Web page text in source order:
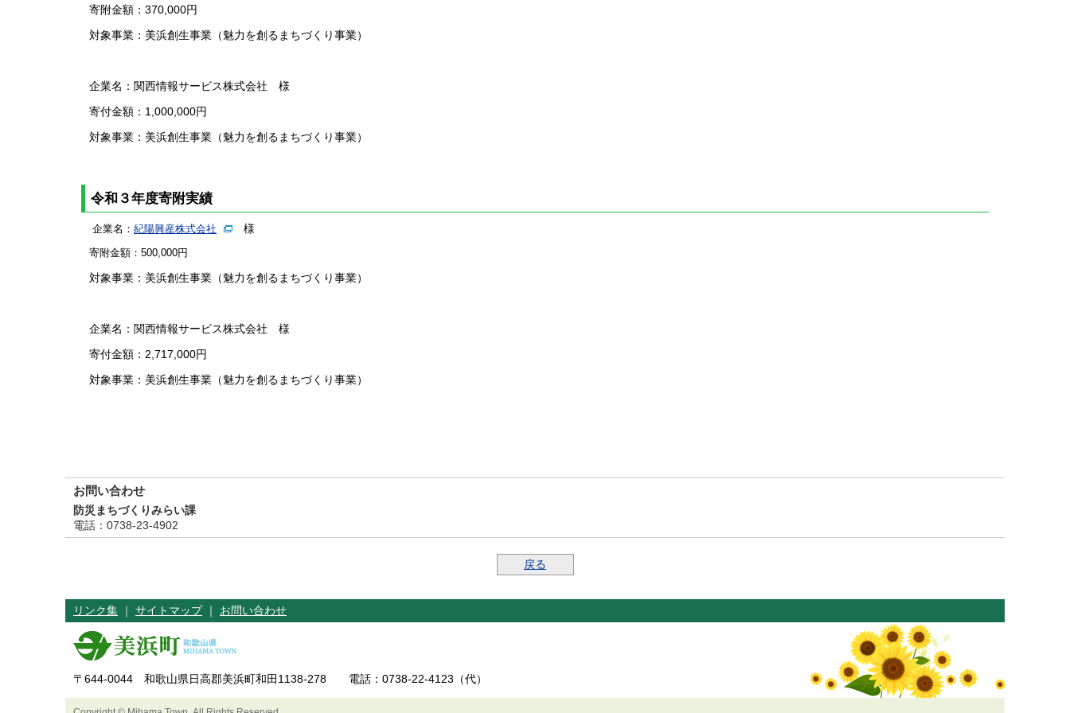
寄附金額：370,000円
対象事業：美浜創生事業（魅力を創るまちづくり事業）
企業名：関西情報サービス株式会社 様
寄付金額：1,000,000円
対象事業：美浜創生事業（魅力を創るまちづくり事業）
令和３年度寄附実績
企業名： 紀陽興産株式会社 様
寄附金額：500,000円
対象事業：美浜創生事業（魅力を創るまちづくり事業）
企業名：関西情報サービス株式会社 様
寄付金額：2,717,000円
対象事業：美浜創生事業（魅力を創るまちづくり事業）
お問い合わせ
防災まちづくりみらい課
電話 ：0738-23-4902
戻る
リンク集 ｜ サイトマップ｜ お問い合わせ
〒644-0044 和歌山県日高郡美浜町和田1138-278 電話：0738-22-4123（代）